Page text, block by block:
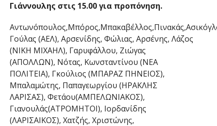
Γιάννουλης στις 15.00 για προπόνηση.
Γούλας (ΑΕΛ), Αρσενίδης, Φώλιας, Αρσένης, Λάζος
(ΝΙΚΗ ΜΙΧΑΗΛ), Γαρυφάλλου, Ζιώγας
(ΑΠΟΛΛΩΝ), Νότας, Κωνσταντίνου (ΝΕΑ
ΠΟΛΙΤΕΙΑ), Γκούλιος (ΜΠΑΡΑΖ ΠΗΝΕΙΟΣ),
Μπαλαμώτης, Παπαγεωργίου (ΗΡΑΚΛΗΣ
ΛΑΡΙΣΑΣ), Φετάου(ΑΜΠΕΛΩΝΙΑΚΟΣ),
Γιανουλάς(ΑΤΡΟΜΗΤΟΙ), Ιορδανίδης
(ΛΑΡΙΣΑΙΚΟΣ), Χατζής, Χριστώνης,